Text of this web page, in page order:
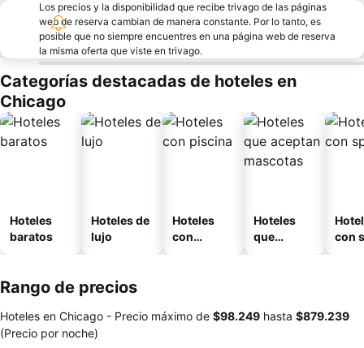
Los precios y la disponibilidad que recibe trivago de las páginas
web de reserva cambian de manera constante. Por lo tanto, es
posible que no siempre encuentres en una página web de reserva
la misma oferta que viste en trivago.
Categorías destacadas de hoteles en
Chicago
Hoteles
baratos
Hoteles de
lujo
Hoteles
con
Hoteles
que
con
Rango de precios
Hoteles en Chicago - Precio máximo de ‎$98.249 hasta ‎$879.239
(Precio por noche)